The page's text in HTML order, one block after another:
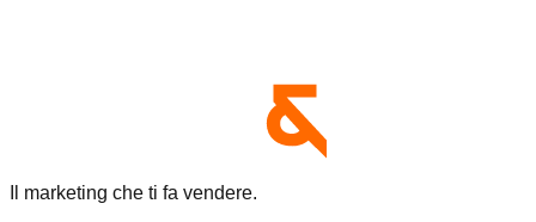
Il marketing che ti fa vendere.